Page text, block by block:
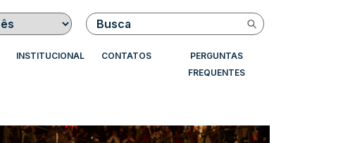
Buscar
INSTITUCIONAL CONTATOS
PERGUNTAS
FREQUENTES